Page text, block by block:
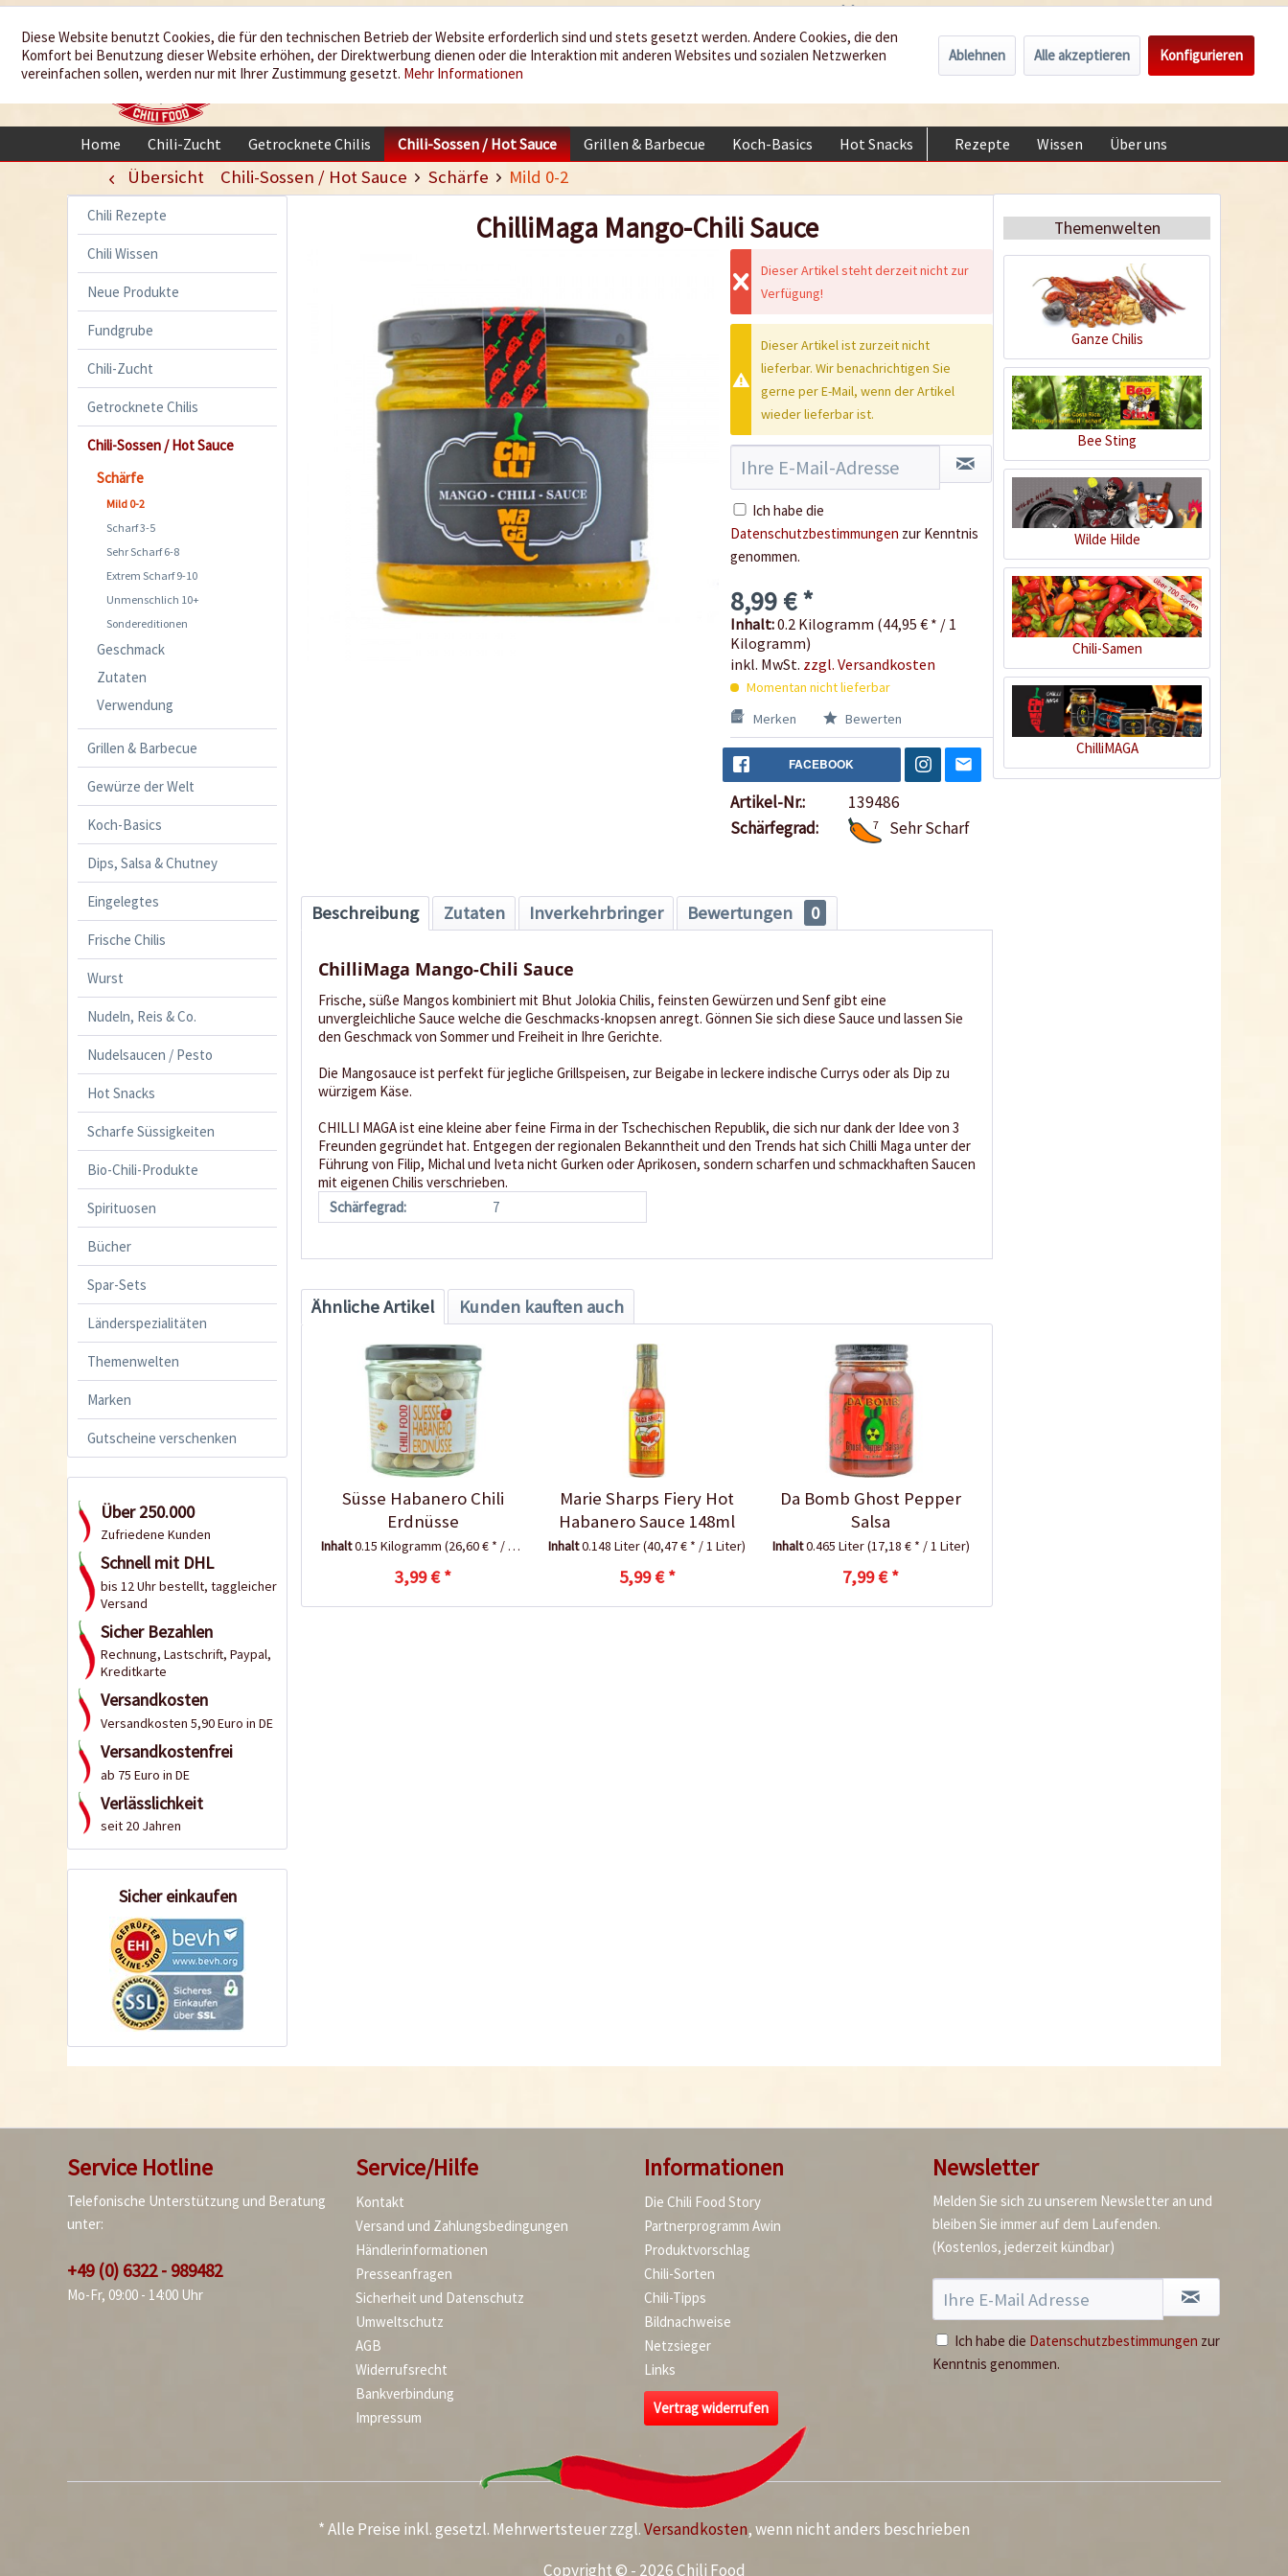
Wir würzen
Ihr Leben Mein Konto 0,00 € *
Home Chili-Zucht Getrocknete Chilis Chili-Sossen / Hot Sauce Grillen & Barbecue Koch-Basics Hot Snacks Rezepte Wissen Über uns
Übersicht Chili-Sossen / Hot Sauce Schärfe Mild 0-2
Chili Rezepte
Chili Wissen
Neue Produkte
Fundgrube
Chili-Zucht
Getrocknete Chilis
Chili-Sossen / Hot Sauce
Schärfe
Mild 0-2
Scharf 3-5
Sehr Scharf 6-8
Extrem Scharf 9-10
Unmenschlich 10+
Sondereditionen
Geschmack
Zutaten
Verwendung
Grillen & Barbecue
Gewürze der Welt
Koch-Basics
Dips, Salsa & Chutney
Eingelegtes
Frische Chilis
Wurst
Nudeln, Reis & Co.
Nudelsaucen / Pesto
Hot Snacks
Scharfe Süssigkeiten
Bio-Chili-Produkte
Spirituosen
Bücher
Spar-Sets
Länderspezialitäten
Themenwelten
Marken
Gutscheine verschenken
Über 250.000
Zufriedene Kunden
Schnell mit DHL
bis 12 Uhr bestellt, taggleicher
Versand
Sicher Bezahlen
Rechnung, Lastschrift, Paypal,
Kreditkarte
Versandkosten
Versandkosten 5,90 Euro in DE
Versandkostenfrei
ab 75 Euro in DE
Verlässlichkeit
seit 20 Jahren
Sicher einkaufen
ChilliMaga Mango-Chili Sauce
Dieser Artikel steht derzeit nicht zur
Verfügung!
Dieser Artikel ist zurzeit nicht
lieferbar. Wir benachrichtigen Sie
gerne per E-Mail, wenn der Artikel
wieder lieferbar ist.
Ich habe die
Datenschutzbestimmungen zur Kenntnis
genommen.
8,99 € *
Inhalt:0.2 Kilogramm (44,95 € * / 1
Kilogramm)
inkl. MwSt. zzgl. Versandkosten
Momentan nicht lieferbar
Merken
Bewerten
FACEBOOK
Artikel-Nr.:
139486
Schärfegrad:
7 Sehr Scharf
Beschreibung Zutaten Inverkehrbringer Bewertungen 0
ChilliMaga Mango-Chili Sauce
Frische, süße Mangos kombiniert mit Bhut Jolokia Chilis, feinsten Gewürzen und Senf gibt eine
unvergleichliche Sauce welche die Geschmacks-knopsen anregt. Gönnen Sie sich diese Sauce und lassen Sie
den Geschmack von Sommer und Freiheit in Ihre Gerichte.
Die Mangosauce ist perfekt für jegliche Grillspeisen, zur Beigabe in leckere indische Currys oder als Dip zu
würzigem Käse.
CHILLI MAGA ist eine kleine aber feine Firma in der Tschechischen Republik, die sich nur dank der Idee von 3
Freunden gegründet hat. Entgegen der regionalen Bekanntheit und den Trends hat sich Chilli Maga unter der
Führung von Filip, Michal und Iveta nicht Gurken oder Aprikosen, sondern scharfen und schmackhaften Saucen
mit eigenen Chilis verschrieben.
Schärfegrad:
7
Ähnliche Artikel Kunden kauften auch
Süsse Habanero Chili
Erdnüsse
Inhalt0.15 Kilogramm (26,60 € * / 1 Kilogramm)
3,99 € *
Marie Sharps Fiery Hot
Habanero Sauce 148ml
Inhalt0.148 Liter(40,47 € * / 1 Liter)
5,99 € *
Da Bomb Ghost Pepper
Salsa
Inhalt0.465 Liter(17,18 € * / 1 Liter)
7,99 € *
Themenwelten
Ganze Chilis
Bee Sting
Wilde Hilde
Chili-Samen
ChilliMAGA
Service Hotline
Telefonische Unterstützung und Beratung
unter:
+49 (0) 6322 - 989482
Mo-Fr, 09:00 - 14:00 Uhr
Service/Hilfe
Kontakt
Versand und Zahlungsbedingungen
Händlerinformationen
Presseanfragen
Sicherheit und Datenschutz
Umweltschutz
AGB
Widerrufsrecht
Bankverbindung
Impressum
Informationen
Die Chili Food Story
Partnerprogramm Awin
Produktvorschlag
Chili-Sorten
Chili-Tipps
Bildnachweise
Netzsieger
Links
Vertrag widerrufen
Newsletter
Melden Sie sich zu unserem Newsletter an und
bleiben Sie immer auf dem Laufenden.
(Kostenlos, jederzeit kündbar)
Ich habe die Datenschutzbestimmungen zur
Kenntnis genommen.
* Alle Preise inkl. gesetzl. Mehrwertsteuer zzgl.Versandkosten, wenn nicht anders beschrieben
Copyright © - 2026 Chili Food
Diese Website benutzt Cookies, die für den technischen Betrieb der Website erforderlich sind und stets gesetzt werden. Andere Cookies, die den
Komfort bei Benutzung dieser Website erhöhen, der Direktwerbung dienen oder die Interaktion mit anderen Websites und sozialen Netzwerken
vereinfachen sollen, werden nur mit Ihrer Zustimmung gesetzt. Mehr Informationen
Ablehnen Alle akzeptieren Konfigurieren